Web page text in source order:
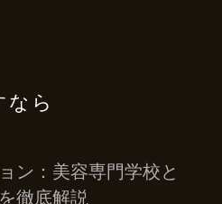
なら
ン：美容専門学校と
徹底解説